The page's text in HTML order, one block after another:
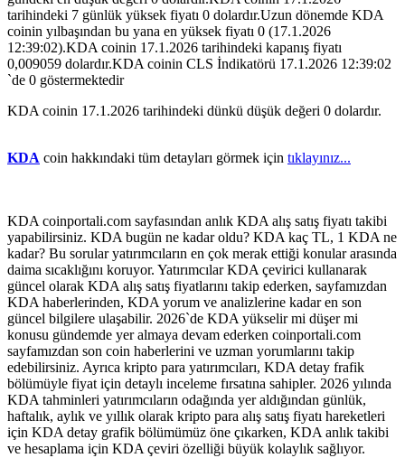
tarihindeki 7 günlük yüksek fiyatı 0 dolardır.Uzun dönemde KDA
coinin yılbaşından bu yana en yüksek fiyatı 0 (17.1.2026
12:39:02).KDA coinin 17.1.2026 tarihindeki kapanış fiyatı
0,009059 dolardır.KDA coinin CLS İndikatörü 17.1.2026 12:39:02
`de 0 göstermektedir
KDA coinin 17.1.2026 tarihindeki dünkü düşük değeri 0 dolardır.
KDA coin hakkındaki tüm detayları görmek için tıklayınız...
KDA coinportali.com sayfasından anlık KDA alış satış fiyatı takibi
yapabilirsiniz. KDA bugün ne kadar oldu? KDA kaç TL, 1 KDA ne
kadar? Bu sorular yatırımcıların en çok merak ettiği konular arasında
daima sıcaklığını koruyor. Yatırımcılar KDA çevirici kullanarak
güncel olarak KDA alış satış fiyatlarını takip ederken, sayfamızdan
KDA haberlerinden, KDA yorum ve analizlerine kadar en son
güncel bilgilere ulaşabilir. 2026`de KDA yükselir mi düşer mi
konusu gündemde yer almaya devam ederken coinportali.com
sayfamızdan son coin haberlerini ve uzman yorumlarını takip
edebilirsiniz. Ayrıca kripto para yatırımcıları, KDA detay frafik
bölümüyle fiyat için detaylı inceleme fırsatına sahipler. 2026 yılında
KDA tahminleri yatırımcıların odağında yer aldığından günlük,
haftalık, aylık ve yıllık olarak kripto para alış satış fiyatı hareketleri
için KDA detay grafik bölümümüz öne çıkarken, KDA anlık takibi
ve hesaplama için KDA çeviri özelliği büyük kolaylık sağlıyor.